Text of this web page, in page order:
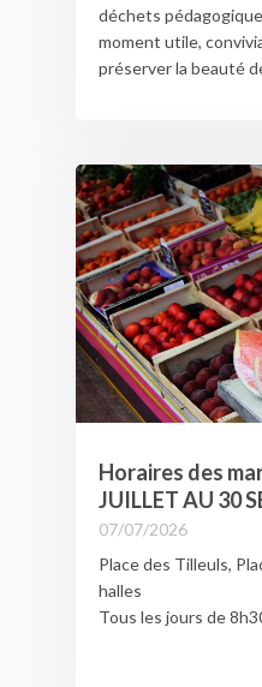
déchets
moment utile,
préserver la beauté
Horaires des
JUILLET AU 30
07/07/2026
Place des Tilleuls,
halles
Tous les jours de